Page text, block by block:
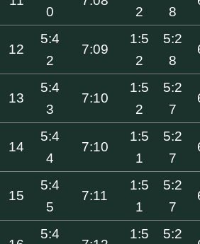
0
2
8
12
5:4
2
7:09
1:5
2
5:2
8
13
5:4
3
7:10
1:5
2
5:2
7
14
5:4
4
7:10
1:5
1
5:2
7
15
5:4
5
7:11
1:5
1
5:2
7
5:4 1:5 5:2